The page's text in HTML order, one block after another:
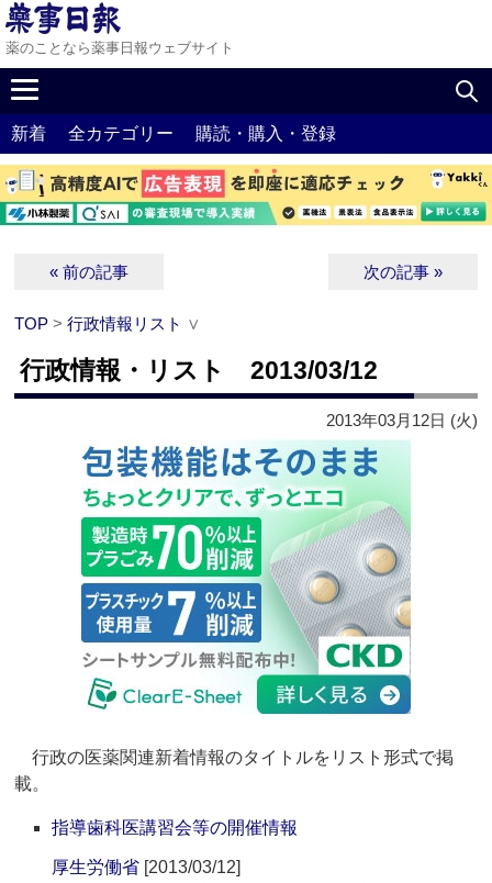
薬のことなら薬事日報ウェブサイト
新着 全カテゴリー 購読・購入・登録
« 前の記事 次の記事 »
TOP >行政情報リスト ∨
行政情報・リスト 2013/03/12
2013年03月12日 (火)
行政の医薬関連新着情報のタイトルをリスト形式で掲
載。
指導歯科医講習会等の開催情報
厚生労働省 [2013/03/12]